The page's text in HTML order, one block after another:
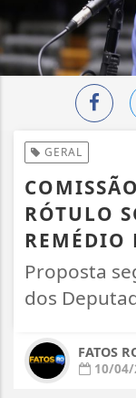
GERAL
RÓTULO
REMÉDIO
Proposta
dos
FATOS
10/04/